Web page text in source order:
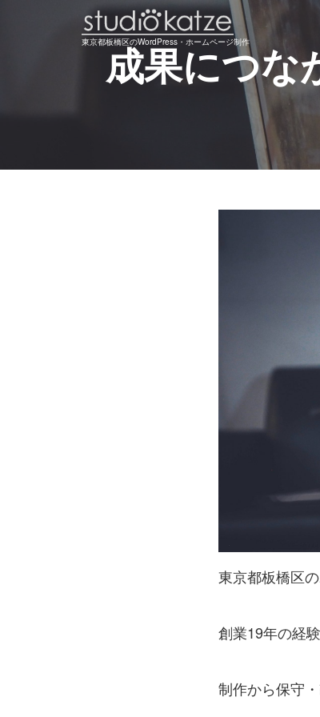
東京都板橋区のWordPress・ホームページ制作
成果につな
東京都板橋区
創業19年の経験
制作から保守